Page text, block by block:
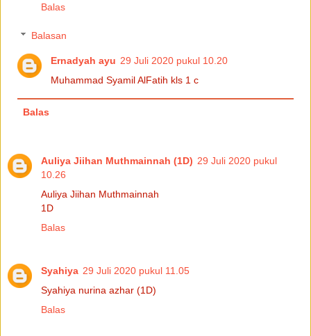
Balas
Balasan
Ernadyah ayu 29 Juli 2020 pukul 10.20
Muhammad Syamil AlFatih kls 1 c
Balas
Auliya Jiihan Muthmainnah (1D) 29 Juli 2020 pukul
10.26
Auliya Jiihan Muthmainnah
1D
Balas
Syahiya 29 Juli 2020 pukul 11.05
Syahiya nurina azhar (1D)
Balas